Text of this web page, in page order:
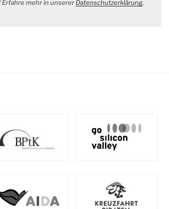
Erfahre mehr in unserer Datenschutzerklärung.